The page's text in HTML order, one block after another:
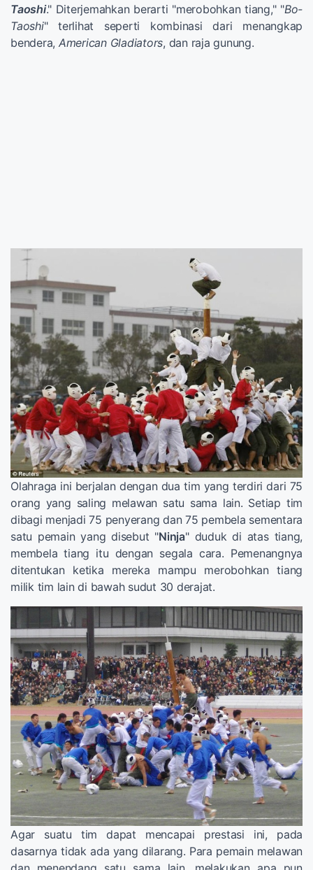
Taoshi." Diterjemahkan berarti "merobohkan tiang," "Bo-
Taoshi" terlihat seperti kombinasi dari menangkap
bendera, American Gladiators, dan raja gunung.
Olahraga ini berjalan dengan dua tim yang terdiri dari 75
orang yang saling melawan satu sama lain. Setiap tim
dibagi menjadi 75 penyerang dan 75 pembela sementara
satu pemain yang disebut "Ninja" duduk di atas tiang,
membela tiang itu dengan segala cara. Pemenangnya
ditentukan ketika mereka mampu merobohkan tiang
milik tim lain di bawah sudut 30 derajat.
Agar suatu tim dapat mencapai prestasi ini, pada
dasarnya tidak ada yang dilarang. Para pemain melawan